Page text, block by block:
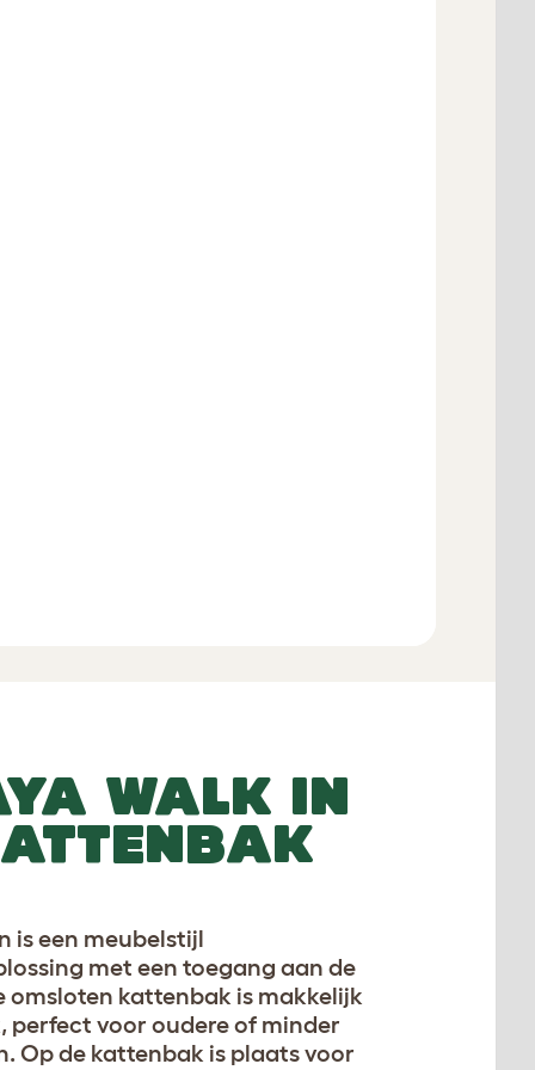
kattenbak geeft katten privacy om hun ding te doen
WALK IN
is een meubelstijl
met een toegang aan de
omsloten kattenbak is makkelijk
perfect voor oudere of minder
Op de kattenbak is plaats voor